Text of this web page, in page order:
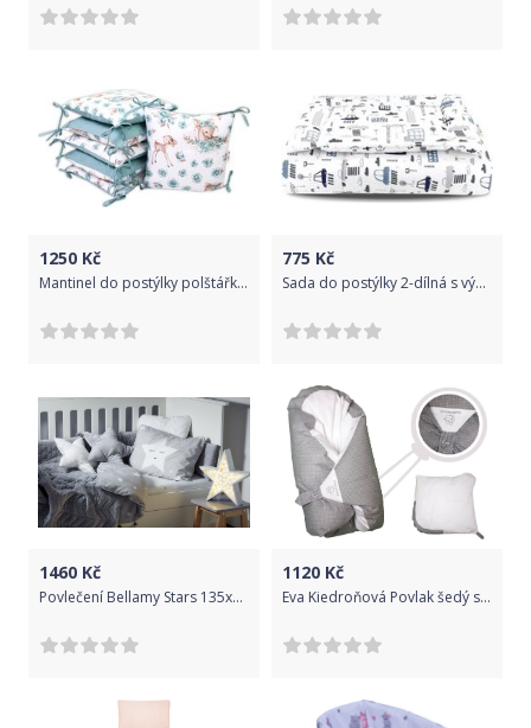
1250 Kč
Mantinel do postýlky polštářkový bavlna - SRNKA A RŮŽE s mátovou - BabyNellys
775 Kč
Sada do postýlky 2-dílná s výplní - MĚSTEČKO bílo-granátová - BabyNellys rozměr 135x100cm
1460 Kč
Povlečení Bellamy Stars 135x100 + 60x40 cm
1120 Kč
Eva Kiedroňová Povlak šedý s puntíky na zavinovačku Dráček Šedá